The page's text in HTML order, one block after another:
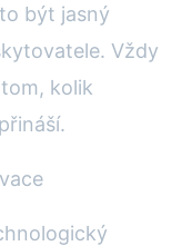
být jasný
Vždy
kolik